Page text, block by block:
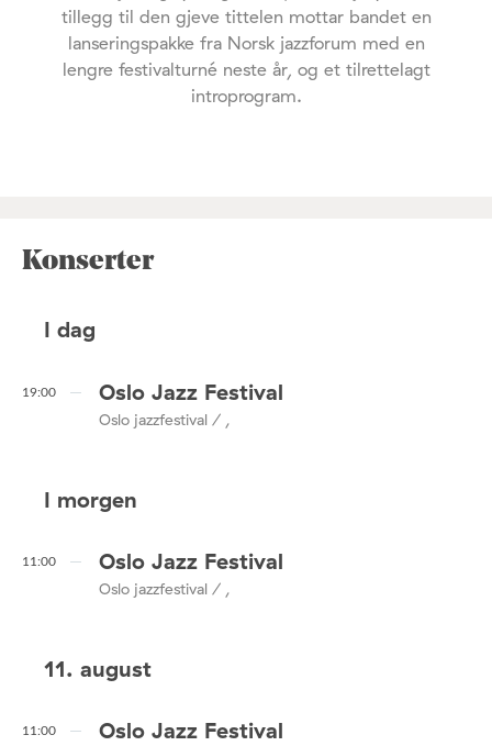
tillegg til den gjeve tittelen mottar bandet en
lanseringspakke fra Norsk jazzforum med en
lengre festivalturné neste år, og et tilrettelagt
introprogram.
Konserter
I dag
19:00 Oslo Jazz Festival
Oslo jazzfestival / ,
I morgen
11:00 Oslo Jazz Festival
Oslo jazzfestival / ,
11. august
11:00 Oslo Jazz Festival